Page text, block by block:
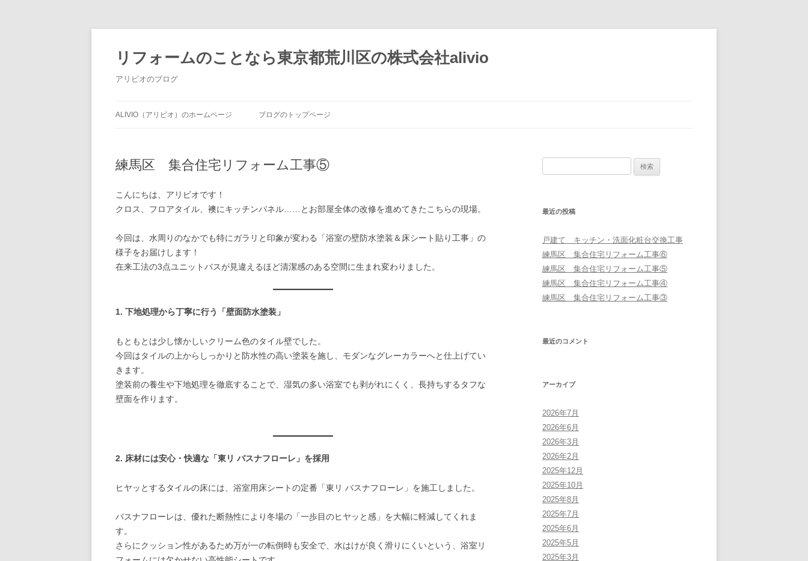
テ
ン
ツ
へ
ス
リフォームのことなら東京都荒川区の株式会社alivio
アリビオのブログ
ALIVIO（アリビオ）のホームページ ブログのトップページ
練馬区 集合住宅リフォーム工事⑤
こんにちは、アリビオです！
クロス、フロアタイル、襖にキッチンパネル……とお部屋全体の改修を進めてきたこちらの現場。
今回は、水周りのなかでも特にガラリと印象が変わる「浴室の壁防水塗装＆床シート貼り工事」の
様子をお届けします！
在来工法の3点ユニットバスが見違えるほど清潔感のある空間に生まれ変わりました。
1. 下地処理から丁寧に行う「壁面防水塗装」
もともとは少し懐かしいクリーム色のタイル壁でした。
今回はタイルの上からしっかりと防水性の高い塗装を施し、モダンなグレーカラーへと仕上げてい
きます。
塗装前の養生や下地処理を徹底することで、湿気の多い浴室でも剥がれにくく、長持ちするタフな
壁面を作ります。
2. 床材には安心・快適な「東リ バスナフローレ」を採用
ヒヤッとするタイルの床には、浴室用床シートの定番「東リ バスナフローレ」を施工しました。
バスナフローレは、優れた断熱性により冬場の「一歩目のヒヤッと感」を大幅に軽減してくれま
す。
さらにクッション性があるため万が一の転倒時も安全で、水はけが良く滑りにくいという、浴室リ
最近の投稿
戸建て キッチン・洗面化粧台交換工事
練馬区 集合住宅リフォーム工事⑥
練馬区 集合住宅リフォーム工事⑤
練馬区 集合住宅リフォーム工事④
練馬区 集合住宅リフォーム工事③
最近のコメント
アーカイブ
2026年7月
2026年6月
2026年3月
2026年2月
2025年12月
2025年10月
2025年8月
2025年7月
2025年6月
2025年5月
2025年3月